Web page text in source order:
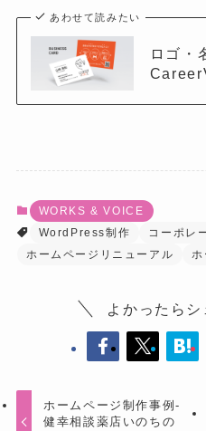
あわせて読みたい
ロゴ・
WORKS & VOICE
WordPress制作
コーポレ
ホームページリニューアル
ホ
よかったらシ
ホームページ制作事例-
健幸相談薬店いのちの